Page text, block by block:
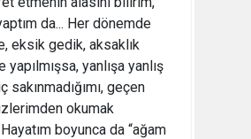
da... Her dönemde
eksik gedik, aksaklık
yanlışa yanlış
sakınmadığımı, geçen
okumak
boyunca da “ağam